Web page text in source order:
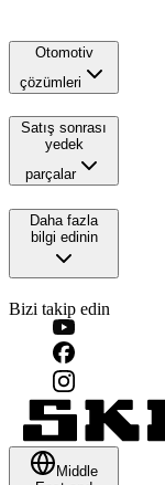
Otomotiv
çözümleri
Satış sonrası
yedek
parçalar
Daha fazla
bilgi edinin
Bizi takip edin
Middle